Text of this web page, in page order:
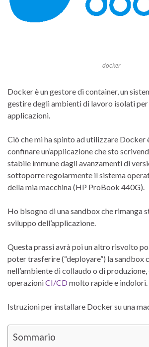
docker
Docker è un gestore di container, un
gestire degli ambienti di lavoro isolati
applicazioni.
Ciò che mi ha spinto ad utilizzare Docker
confinare un’applicazione che sto
stabile immune dagli avanzamenti di
sottoporre regolarmente il sistema
della mia macchina (HP ProBook 440G).
Ho bisogno di una sandbox che rimanga
sviluppo dell’applicazione.
Questa prassi avrà poi un altro risvolto
poter trasferire (“deployare”) la sandbox
nell’ambiente di collaudo o di produzione,
operazioniCI/CD molto rapide e indolori.
Istruzioni per installare Docker su una
Sommario